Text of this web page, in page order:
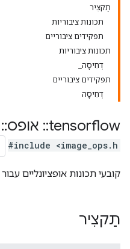
תַקצִיר
תכונות ציבוריות
תפקידים ציבוריים
תכונות ציבוריות
דְחִיסָה_
תפקידים ציבוריים
דְחִיסָה
tensorflow
:: אופס::
#include <image_ops.h>
קובעי תכונות אופציונליים עבור
תַקצִיר